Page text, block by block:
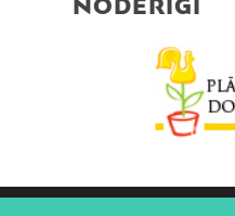
NODERĪGI